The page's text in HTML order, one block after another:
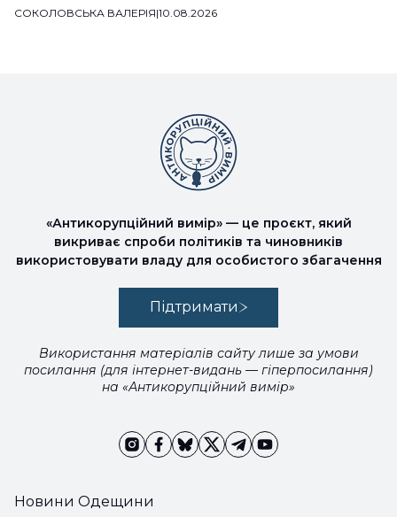
СОКОЛОВСЬКА ВАЛЕРІЯ|10.08.2026
Новини Одещини
«Антикорупційний вимір» — це проєкт, який
викриває спроби політиків та чиновників
використовувати владу для особистого збагачення
Підтримати
Використання матеріалів сайту лише за умови
посилання (для інтернет-видань — гіперпосилання)
на «Антикорупційний вимір»